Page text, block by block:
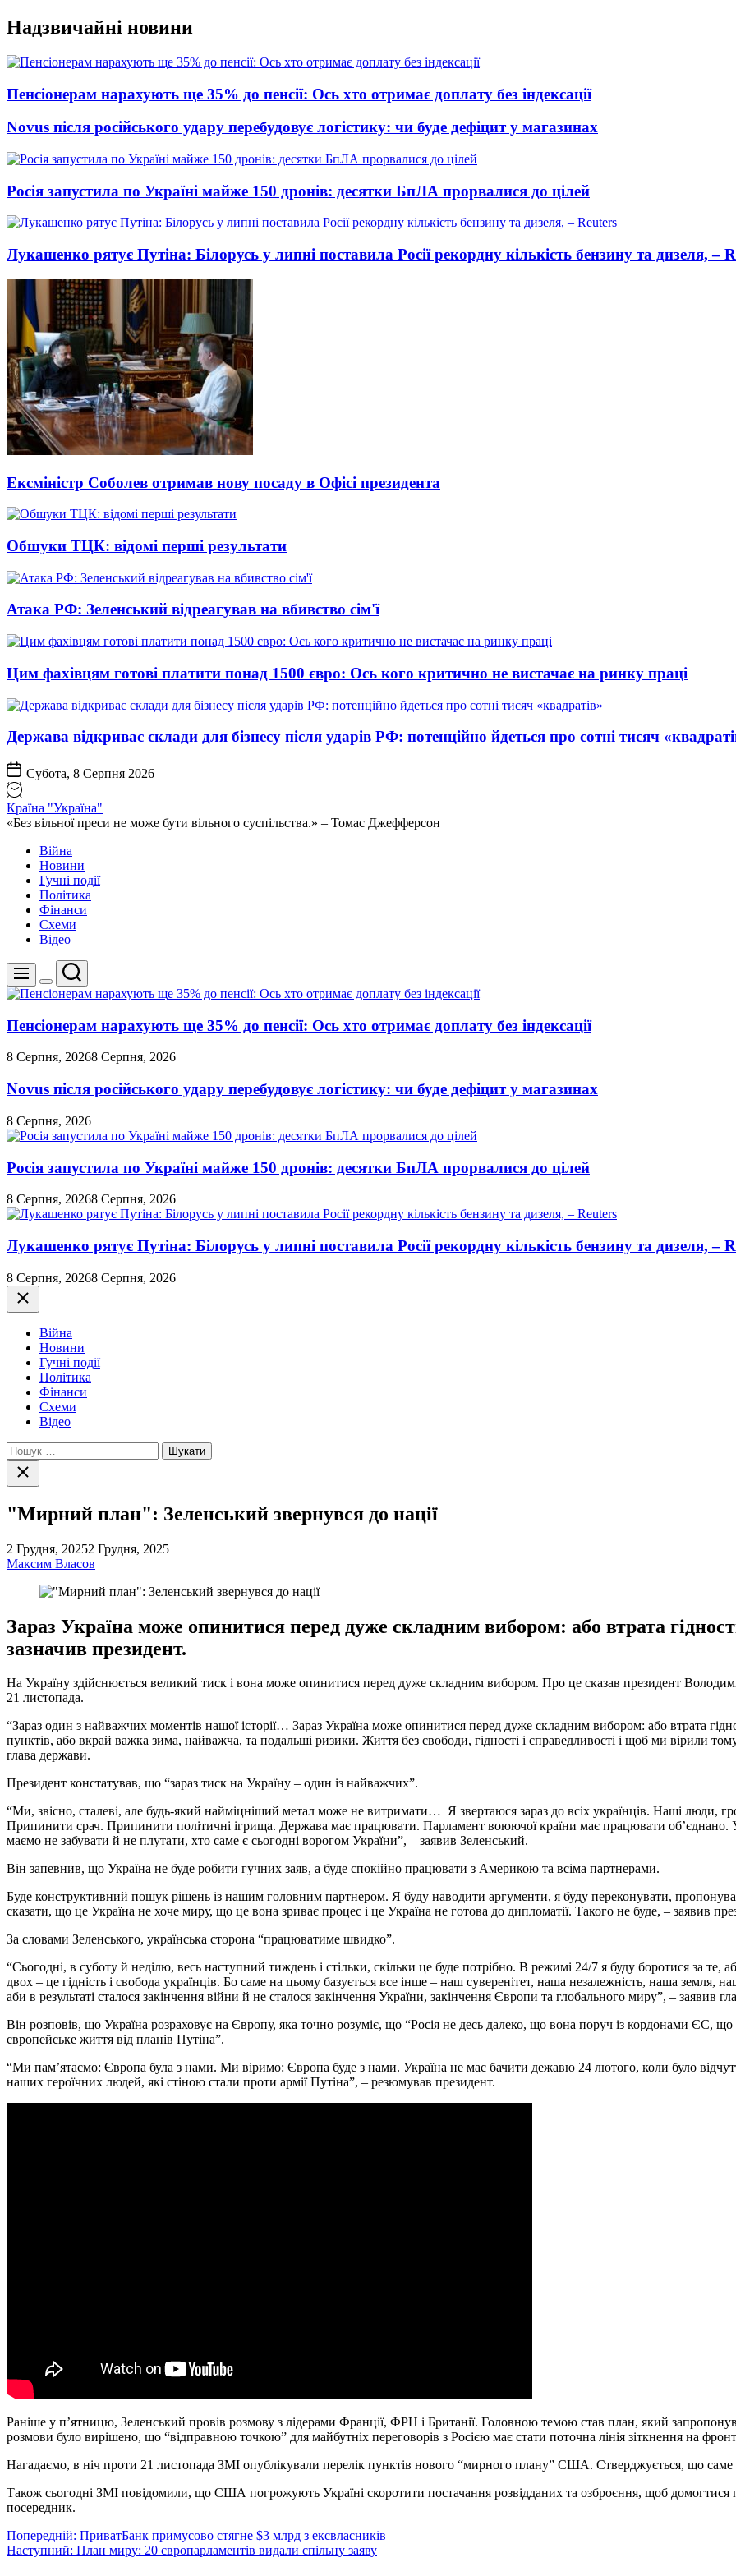
Перейти
до
вмісту
Надзвичайні новини
Пенсіонерам нарахують ще 35% до пенсії: Ось хто отримає доплату без індексації
Novus після російського удару перебудовує логістику: чи буде дефіцит у магазинах
Росія запустила по Україні майже 150 дронів: десятки БпЛА прорвалися до цілей
Лукашенко рятує Путіна: Білорусь у липні поставила Росії рекордну кількість бензину та дизеля, –
Ексміністр Соболев отримав нову посаду в Офісі президента
Обшуки ТЦК: відомі перші результати
Атака РФ: Зеленський відреагував на вбивство сім'ї
Цим фахівцям готові платити понад 1500 євро: Ось кого критично не вистачає на ринку праці
Держава відкриває склади для бізнесу після ударів РФ: потенційно йдеться про сотні тисяч
Субота, 8 Серпня 2026
Країна "Україна"
«Без вільної преси не може бути вільного суспільства.» – Томас Джефферсон
Війна
Новини
Гучні події
Політика
Фінанси
Схеми
Відео
Меню
Перемикач
кольорового
Пошук
Пенсіонерам нарахують ще 35% до пенсії: Ось хто отримає доплату без індексації
8 Серпня, 20268 Серпня, 2026
Novus після російського удару перебудовує логістику: чи буде дефіцит у магазинах
8 Серпня, 2026
Росія запустила по Україні майже 150 дронів: десятки БпЛА прорвалися до цілей
8 Серпня, 20268 Серпня, 2026
Лукашенко рятує Путіна: Білорусь у липні поставила Росії рекордну кількість бензину та дизеля, –
8 Серпня, 20268 Серпня, 2026
Закрити
Війна
Новини
Гучні події
Політика
Фінанси
Схеми
Відео
Пошук:
Закрити
пошук
"Мирний план": Зеленський звернувся до нації
2 Грудня, 20252 Грудня, 2025
Максим Власов
Зараз Україна може опинитися перед дуже складним вибором: або втрата
зазначив президент.
На Україну здійснюється великий тиск і вона може опинитися перед дуже складним вибором. Про це сказав президент
21 листопада.
“Зараз один з найважчих моментів нашої історії… Зараз Україна може опинитися перед дуже складним вибором: або втрата
пунктів, або вкрай важка зима, найважча, та подальші ризики. Життя без свободи, гідності і справедливості і щоб ми вірили
глава держави.
Президент констатував, що “зараз тиск на Україну – один із найважчих”.
“Ми, звісно, сталеві, але будь-який найміцніший метал може не витримати… Я звертаюся зараз до всіх українців. Наші люди,
Припинити срач. Припинити політичні ігрища. Держава має працювати. Парламент воюючої країни має працювати об’єднано.
маємо не забувати й не плутати, хто саме є сьогодні ворогом України”, – заявив Зеленський.
Він запевнив, що Україна не буде робити гучних заяв, а буде спокійно працювати з Америкою та всіма партнерами.
Буде конструктивний пошук рішень із нашим головним партнером. Я буду наводити аргументи, я буду переконувати,
сказати, що це Україна не хоче миру, що це вона зриває процес і це Україна не готова до дипломатії. Такого не буде, – заявив
За словами Зеленського, українська сторона “працюватиме швидко”.
“Сьогодні, в суботу й неділю, весь наступний тиждень і стільки, скільки це буде потрібно. В режимі 24/7 я буду боротися за
двох – це гідність і свобода українців. Бо саме на цьому базується все інше – наш суверенітет, наша незалежність, наша
аби в результаті сталося закінчення війни й не сталося закінчення України, закінчення Європи та глобального миру”, – заявив
Він розповів, що Україна розраховує на Європу, яка точно розуміє, що “Росія не десь далеко, що вона поруч із кордонами ЄС,
європейське життя від планів Путіна”.
“Ми пам’ятаємо: Європа була з нами. Ми віримо: Європа буде з нами. Україна не має бачити дежавю 24 лютого, коли було
наших героїчних людей, які стіною стали проти армії Путіна”, – резюмував президент.
Раніше у п’ятницю, Зеленський провів розмову з лідерами Франції, ФРН і Британії. Головною темою став план, який
розмови було вирішено, що “відправною точкою” для майбутніх переговорів з Росією має стати поточна лінія зіткнення на
Нагадаємо, в ніч проти 21 листопада ЗМІ опублікували перелік пунктів нового “мирного плану” США. Стверджується, що
Також сьогодні ЗМІ повідомили, що США погрожують Україні скоротити постачання розвідданих та озброєння, щоб
посередник.
Навігація
записів
Попередній: ПриватБанк примусово стягне $3 млрд з ексвласників
Наступний: План миру: 20 європарламентів видали спільну заяву